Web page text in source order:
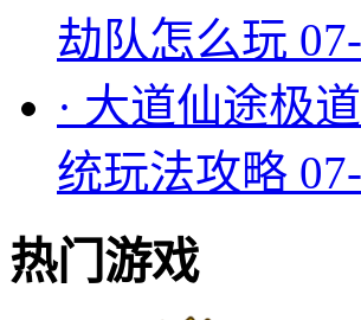
劫队怎么玩
· 大道仙途极
统玩法攻略
热门游戏